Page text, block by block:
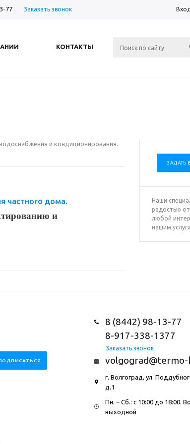
77 Заказать звонок Вход
КОНТАКТЫ
ЗАДАТЬ
Наши
радостью
любой
нашим
и кондиционирования.
частного дома.
и
8 (8442) 98-13-77
8-917-338-1377
Заказать звонок
г. Волгоград, ул.
д.1
Пн. – Cб.: с 10:00 до 18:00.
выходной